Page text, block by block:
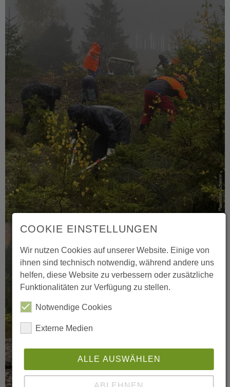
Foto: Maximilian Scheerer
COOKIE EINSTELLUNGEN
Wir nutzen Cookies auf unserer Website. Einige von
ihnen sind technisch notwendig, während andere uns
helfen, diese Website zu verbessern oder zusätzliche
Funktionalitäten zur Verfügung zu stellen.
Notwendige Cookies
Externe Medien
ALLE AUSWÄHLEN